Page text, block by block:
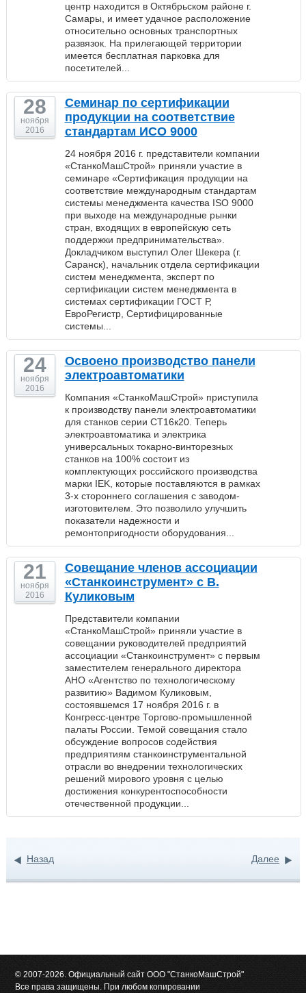
центр находится в Октябрьском районе г.
Самары, и имеет удачное расположение
относительно основных транспортных
развязок. На прилегающей территории
имеется бесплатная парковка для
посетителей...
28
ноября
2016
Семинар по сертификации
продукции на соответствие
стандартам ИСО 9000
24 ноября 2016 г. представители компании
«СтанкоМашСтрой» приняли участие в
семинаре «Сертификация продукции на
соответствие международным стандартам
системы менеджмента качества ISO 9000
при выходе на международные рынки
стран, входящих в европейскую сеть
поддержки предпринимательства».
Докладчиком выступил Олег Шекера (г.
Саранск), начальник отдела сертификации
систем менеджмента, эксперт по
сертификации систем менеджмента в
системах сертификации ГОСТ Р,
ЕвроРегистр, Сертифицированные
системы...
24
ноября
2016
Освоено производство панели
электроавтоматики
Компания «СтанкоМашСтрой» приступила
к производству панели электроавтоматики
для станков серии СТ16к20. Теперь
электроавтоматика и электрика
универсальных токарно-винторезных
станков на 100% состоит из
комплектующих российского производства
марки IEK, которые поставляются в рамках
3-х стороннего соглашения с заводом-
изготовителем. Это позволило улучшить
показатели надежности и
ремонтопригодности оборудования...
21
ноября
2016
Совещание членов ассоциации
«Станкоинструмент» с В.
Куликовым
Представители компании
«СтанкоМашСтрой» приняли участие в
совещании руководителей предприятий
ассоциации «Станкоинструмент» с первым
заместителем генерального директора
АНО «Агентство по технологическому
развитию» Вадимом Куликовым,
состоявшемся 17 ноября 2016 г. в
Конгресс-центре Торгово-промышленной
палаты России. Темой совещания стало
обсуждение вопросов содействия
предприятиям станкоинструментальной
отрасли во внедрении технологических
решений мирового уровня с целью
достижения конкурентоспособности
отечественной продукции...
Назад Далее
© 2007-2026. Официальный сайт ООО "СтанкоМашСтрой"
Все права защищены. При любом копировании